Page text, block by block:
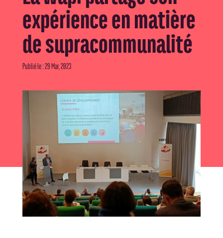
expérience en matière
de supracommunalité
Publié le : 29 Mar, 2023